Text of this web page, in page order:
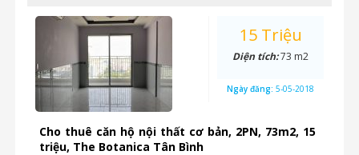
Cho thuê căn hộ nội thất cơ bản, 2PN, 73m2, 15
triệu, The Botanica Tân Bình
15 Triệu
Diện tích:73 m2
Ngày đăng: 5-05-2018